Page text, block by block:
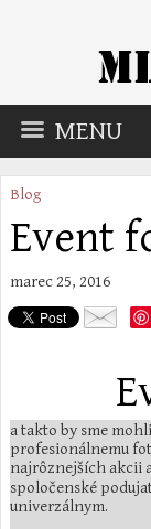
MENU
Blog
Event
marec 25, 2016
a takto by sme
profesionálnemu
najrôznejších akcii
spoločenské
univerzálnym.